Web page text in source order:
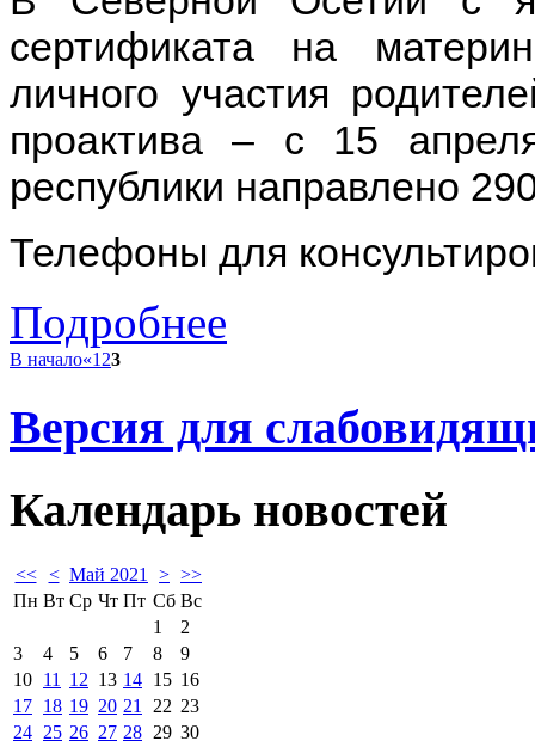
сертификата на
личного участия
проактива – с 15
республики направлено
Телефоны для
Подробнее
В начало«1 23
Версия для
Календарь новостей
<< < Май 2021 > >>
Пн Вт Ср Чт Пт Сб Вс
1
2
3
4 5 6 7 8
9
10 11 12 13 14 15 16
17 18 19 20 21 22 23
24 25 26 27 28 29 30